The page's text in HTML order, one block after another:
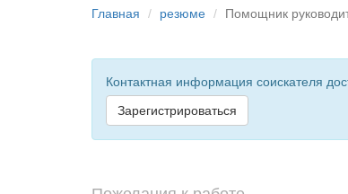
Главная резюме Помощник
Контактная информация соискателя
Зарегистрироваться